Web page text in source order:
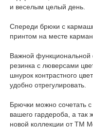
и веселым целый день.
Спереди брюки с
принтом на месте
Важной функциональной
резинка с люверсами
шнурок контрастного
удобно отрегулировать.
Брючки можно сочетать
вашего гардероба, а так
новой коллекции от ТМ